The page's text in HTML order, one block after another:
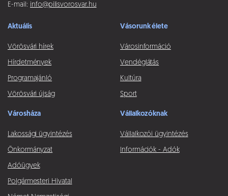
E-mail: info@pilisvorosvar.hu
Aktuális
Vörösvári hírek
Hírdetmények
Programajánló
Vörösvári újság
Vásorunk élete
Városinformáció
Vendéglátás
Kultúra
Sport
Városháza
Lakossági ügyintézés
Önkormányzat
Adóügyek
Polgármesteri Hivatal
Vállalkozóknak
Vállalkozói ügyintézés
Információk - Adók